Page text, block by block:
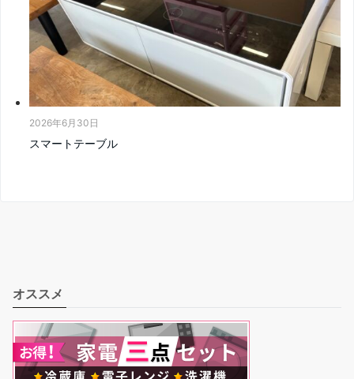
2026年6月30日
スマートテーブル
オススメ